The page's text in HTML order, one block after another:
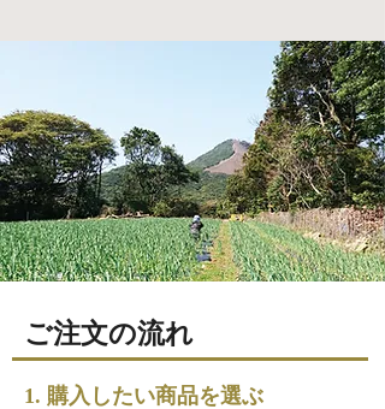
ご注文の流れ
1. 購入したい商品を選ぶ